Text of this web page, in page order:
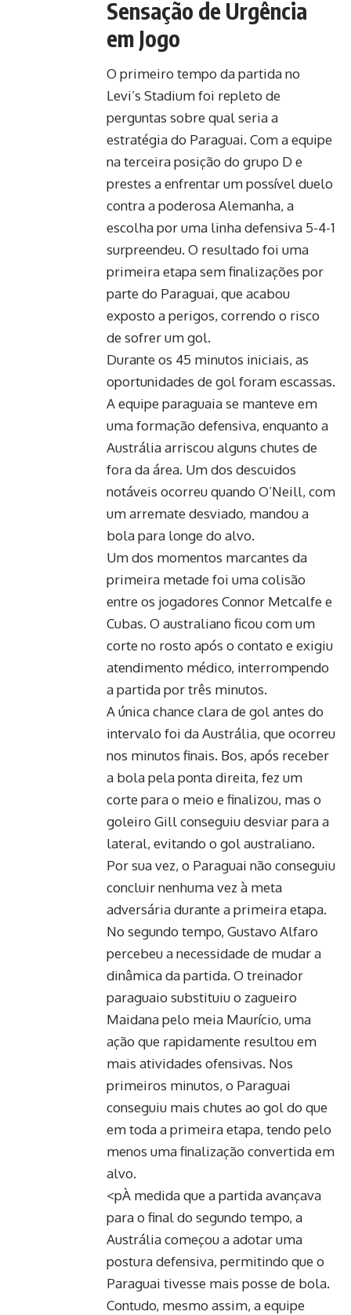
Sensação de Urgência
em Jogo
O primeiro tempo da partida no
Levi’s Stadium foi repleto de
perguntas sobre qual seria a
estratégia do Paraguai. Com a equipe
na terceira posição do grupo D e
prestes a enfrentar um possível duelo
contra a poderosa Alemanha, a
escolha por uma linha defensiva 5-4-1
surpreendeu. O resultado foi uma
primeira etapa sem finalizações por
parte do Paraguai, que acabou
exposto a perigos, correndo o risco
de sofrer um gol.
Durante os 45 minutos iniciais, as
oportunidades de gol foram escassas.
A equipe paraguaia se manteve em
uma formação defensiva, enquanto a
Austrália arriscou alguns chutes de
fora da área. Um dos descuidos
notáveis ocorreu quando O’Neill, com
um arremate desviado, mandou a
bola para longe do alvo.
Um dos momentos marcantes da
primeira metade foi uma colisão
entre os jogadores Connor Metcalfe e
Cubas. O australiano ficou com um
corte no rosto após o contato e exigiu
atendimento médico, interrompendo
a partida por três minutos.
A única chance clara de gol antes do
intervalo foi da Austrália, que ocorreu
nos minutos finais. Bos, após receber
a bola pela ponta direita, fez um
corte para o meio e finalizou, mas o
goleiro Gill conseguiu desviar para a
lateral, evitando o gol australiano.
Por sua vez, o Paraguai não conseguiu
concluir nenhuma vez à meta
adversária durante a primeira etapa.
No segundo tempo, Gustavo Alfaro
percebeu a necessidade de mudar a
dinâmica da partida. O treinador
paraguaio substituiu o zagueiro
Maidana pelo meia Maurício, uma
ação que rapidamente resultou em
mais atividades ofensivas. Nos
primeiros minutos, o Paraguai
conseguiu mais chutes ao gol do que
em toda a primeira etapa, tendo pelo
menos uma finalização convertida em
alvo.
<pÀ medida que a partida avançava
para o final do segundo tempo, a
Austrália começou a adotar uma
postura defensiva, permitindo que o
Paraguai tivesse mais posse de bola.
Contudo, mesmo assim, a equipe